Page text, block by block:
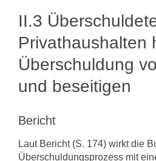
II.3
Privathaushalten
Überschuldung
und beseitigen
Bericht
Laut Bericht (S. 174) wirkt die
Überschuldungsprozess mit